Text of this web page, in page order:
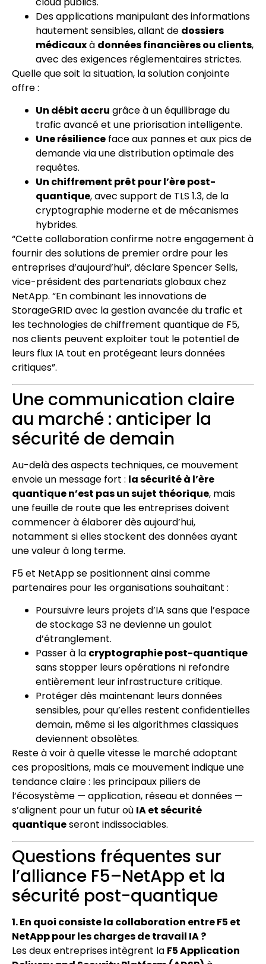
Des applications manipulant des informations
hautement sensibles, allant de dossiers
médicauxà données financières ou clients,
avec des exigences réglementaires strictes.
Quelle que soit la situation, la solution conjointe
offre :
Un débit accru grâce à un équilibrage du
trafic avancé et une priorisation intelligente.
Une résilience face aux pannes et aux pics de
demande via une distribution optimale des
requêtes.
Un chiffrement prêt pour l’ère post-
quantique, avec support de TLS 1.3, de la
cryptographie moderne et de mécanismes
hybrides.
“Cette collaboration confirme notre engagement à
fournir des solutions de premier ordre pour les
entreprises d’aujourd’hui”, déclare Spencer Sells,
vice-président des partenariats globaux chez
NetApp. “En combinant les innovations de
StorageGRID avec la gestion avancée du trafic et
les technologies de chiffrement quantique de F5,
nos clients peuvent exploiter tout le potentiel de
leurs flux IA tout en protégeant leurs données
critiques”.
Une communication claire
au marché : anticiper la
sécurité de demain
Au-delà des aspects techniques, ce mouvement
envoie un message fort : la sécurité à l’ère
quantique n’est pas un sujet théorique, mais
une feuille de route que les entreprises doivent
commencer à élaborer dès aujourd’hui,
notamment si elles stockent des données ayant
une valeur à long terme.
F5 et NetApp se positionnent ainsi comme
partenaires pour les organisations souhaitant :
Poursuivre leurs projets d’IA sans que l’espace
de stockage S3 ne devienne un goulot
d’étranglement.
Passer à la cryptographie post-quantique
sans stopper leurs opérations ni refondre
entièrement leur infrastructure critique.
Protéger dès maintenant leurs données
sensibles, pour qu’elles restent confidentielles
demain, même si les algorithmes classiques
deviennent obsolètes.
Reste à voir à quelle vitesse le marché adoptant
ces propositions, mais ce mouvement indique une
tendance claire : les principaux piliers de
l’écosystème — application, réseau et données —
s’alignent pour un futur où IA et sécurité
quantiqueseront indissociables.
Questions fréquentes sur
l’alliance F5–NetApp et la
sécurité post-quantique
1. En quoi consiste la collaboration entre F5 et
NetApp pour les charges de travail IA ?
Les deux entreprises intègrent la F5 Application